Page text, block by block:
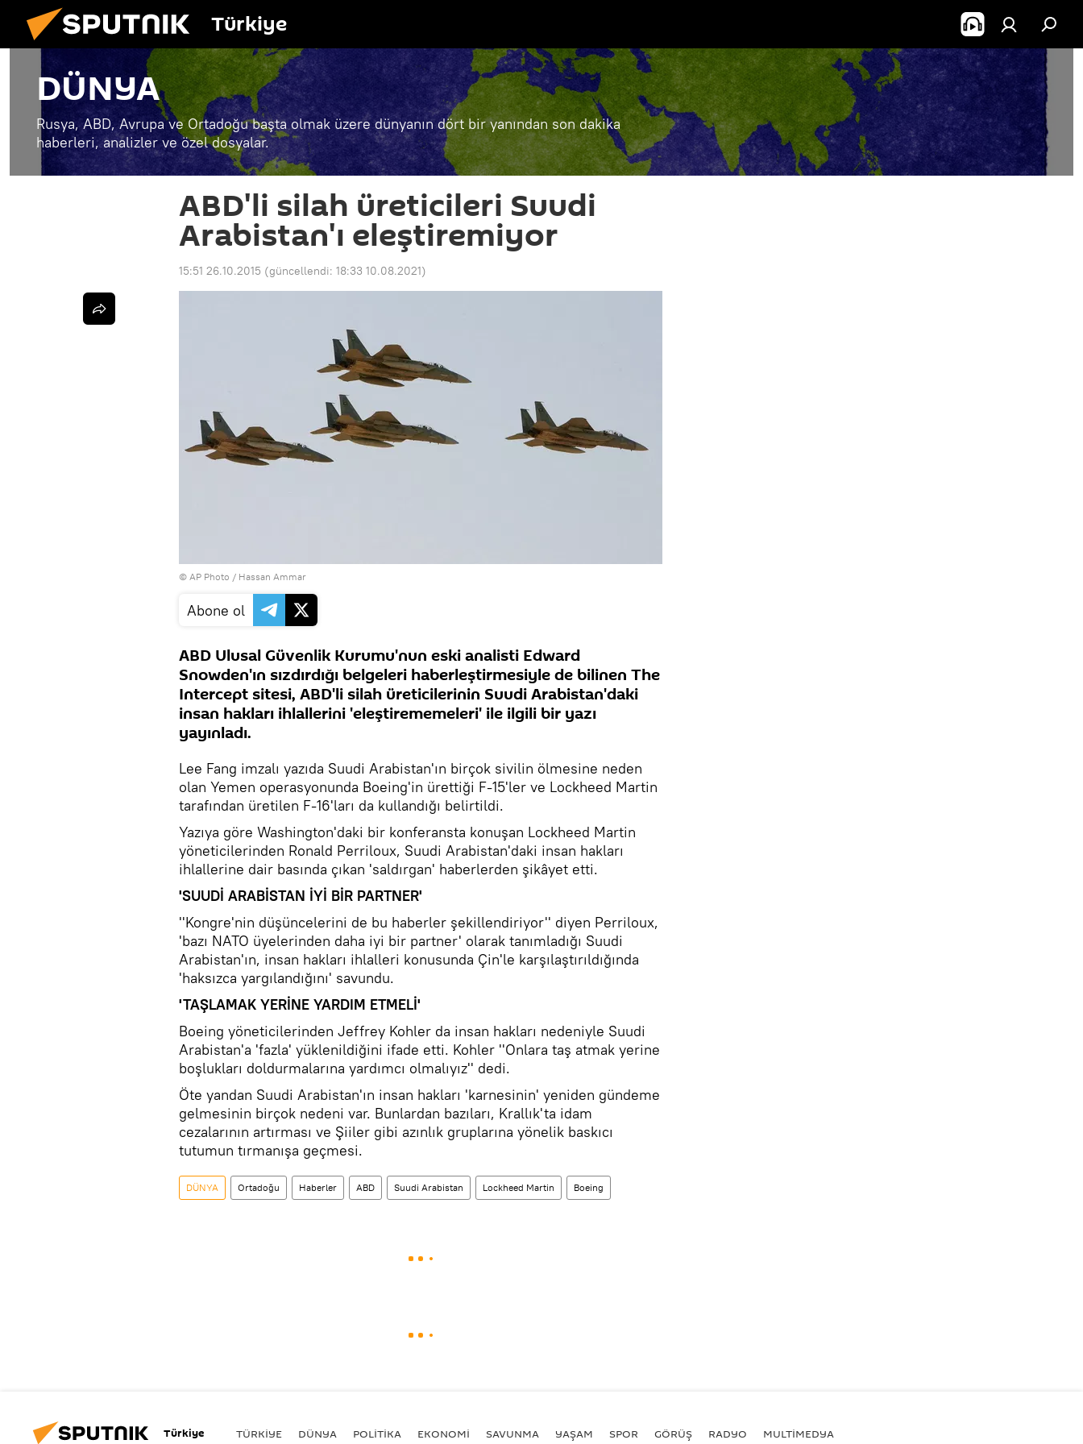
Türkiye
DÜNYA
Rusya, ABD, Avrupa ve Ortadoğu başta olmak üzere dünyanın dört bir yanından son dakika
haberleri, analizler ve özel dosyalar.
ABD'li silah üreticileri Suudi
Arabistan'ı eleştiremiyor
15:51 26.10.2015 (güncellendi: 18:33 10.08.2021)
© AP Photo / Hassan Ammar
Abone ol
ABD Ulusal Güvenlik Kurumu'nun eski analisti Edward
Snowden'ın sızdırdığı belgeleri haberleştirmesiyle de bilinen The
Intercept sitesi, ABD'li silah üreticilerinin Suudi Arabistan'daki
insan hakları ihlallerini 'eleştirememeleri' ile ilgili bir yazı
yayınladı.
Lee Fang imzalı yazıda Suudi Arabistan'ın birçok sivilin ölmesine neden
olan Yemen operasyonunda Boeing'in ürettiği F-15'ler ve Lockheed Martin
tarafından üretilen F-16'ları da kullandığı belirtildi.
Yazıya göre Washington'daki bir konferansta konuşan Lockheed Martin
yöneticilerinden Ronald Perriloux, Suudi Arabistan'daki insan hakları
ihlallerine dair basında çıkan 'saldırgan' haberlerden şikâyet etti.
'SUUDİ ARABİSTAN İYİ BİR PARTNER'
''Kongre'nin düşüncelerini de bu haberler şekillendiriyor'' diyen Perriloux,
'bazı NATO üyelerinden daha iyi bir partner' olarak tanımladığı Suudi
Arabistan'ın, insan hakları ihlalleri konusunda Çin'le karşılaştırıldığında
'haksızca yargılandığını' savundu.
'TAŞLAMAK YERİNE YARDIM ETMELİ'
Boeing yöneticilerinden Jeffrey Kohler da insan hakları nedeniyle Suudi
Arabistan'a 'fazla' yüklenildiğini ifade etti. Kohler ''Onlara taş atmak yerine
boşlukları doldurmalarına yardımcı olmalıyız'' dedi.
Öte yandan Suudi Arabistan'ın insan hakları 'karnesinin' yeniden gündeme
gelmesinin birçok nedeni var. Bunlardan bazıları, Krallık'ta idam
cezalarının artırması ve Şiiler gibi azınlık gruplarına yönelik baskıcı
tutumun tırmanışa geçmesi.
DÜNYA Ortadoğu Haberler ABD Suudi Arabistan Lockheed Martin Boeing
Türkiye TÜRKIYE DÜNYA POLİTİKA EKONOMİ SAVUNMA YAŞAM SPOR GÖRÜŞ RADYO MULTİMEDYA